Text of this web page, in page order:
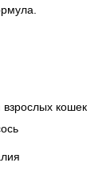
взрослых кошек